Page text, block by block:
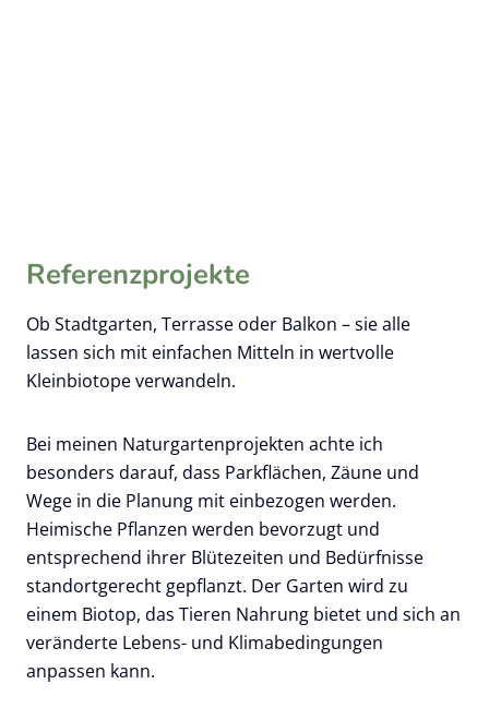
Referenzprojekte
Ob Stadtgarten, Terrasse oder Balkon – sie alle
lassen sich mit einfachen Mitteln in wertvolle
Kleinbiotope verwandeln.
Bei meinen Naturgartenprojekten achte ich
besonders darauf, dass Parkflächen, Zäune und
Wege in die Planung mit einbezogen werden.
Heimische Pflanzen werden bevorzugt und
entsprechend ihrer Blütezeiten und Bedürfnisse
standortgerecht gepflanzt. Der Garten wird zu
einem Biotop, das Tieren Nahrung bietet und sich an
veränderte Lebens- und Klimabedingungen
anpassen kann.